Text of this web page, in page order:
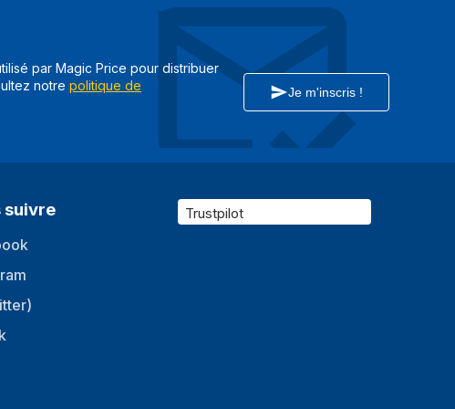
De plus, son système d’exploitation sous Windows 11,
windows l’un des meilleurs en matière de rapport
par Magic Price pour distribuer
notre politique de
Je m'inscris !
suivre Trustpilot